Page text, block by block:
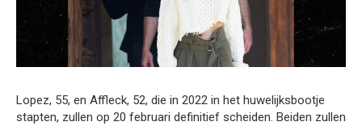
Lopez, 55, en Affleck, 52, die in 2022 in het huwelijksbootje
stapten, zullen op 20 februari definitief scheiden. Beiden zullen